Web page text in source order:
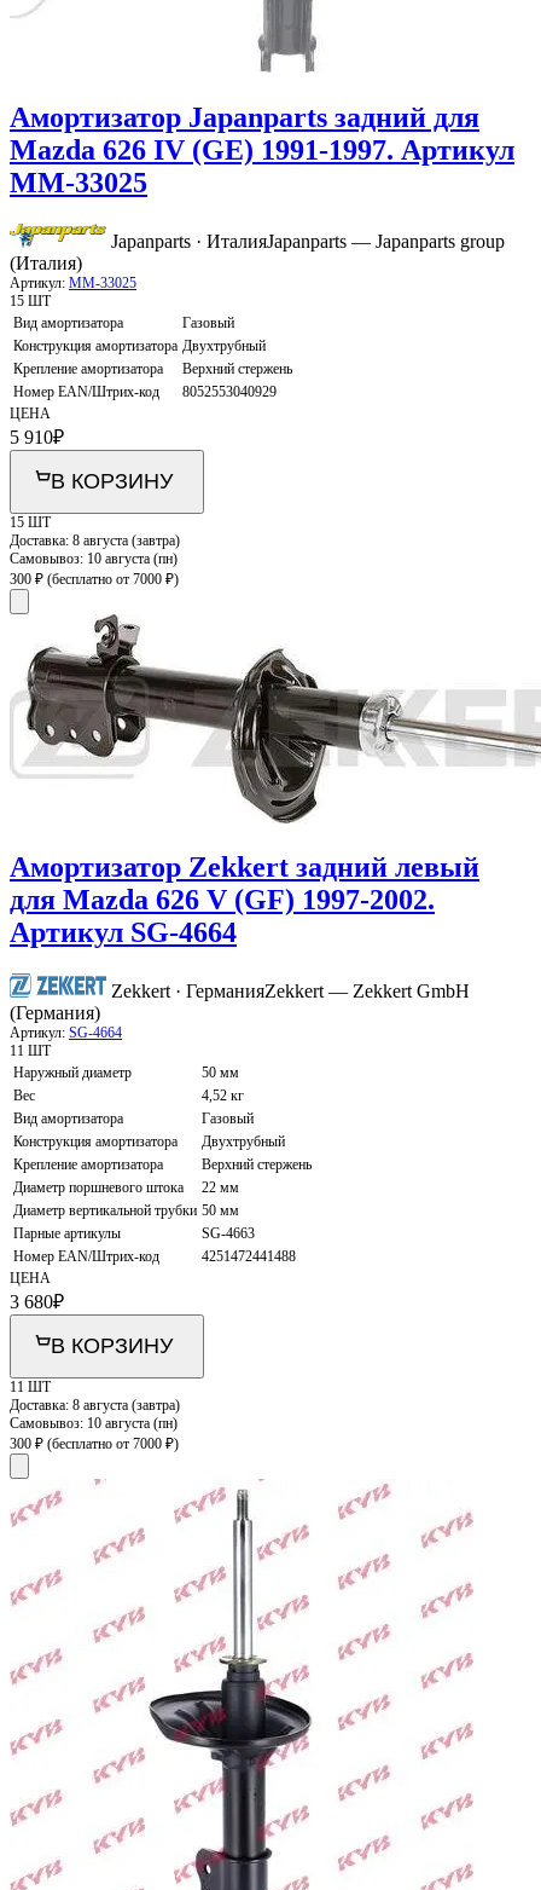
Амортизатор Japanparts задний для
Mazda 626 IV (GE) 1991-1997. Артикул
MM-33025
Japanparts · ИталияJapanparts — Japanparts group
(Италия)
Артикул: MM-33025
15 ШТ
Вид амортизатора
Газовый
Конструкция амортизатора Двухтрубный
Крепление амортизатора
Верхний стержень
Номер EAN/Штрих-код
8052553040929
ЦЕНА
5 910₽
В КОРЗИНУ
15 ШТ
Доставка: 8 августа (завтра)
Самовывоз: 10 августа (пн)
300 ₽ (бесплатно от 7000 ₽)
Амортизатор Zekkert задний левый
для Mazda 626 V (GF) 1997-2002.
Артикул SG-4664
Zekkert · ГерманияZekkert — Zekkert GmbH
(Германия)
Артикул: SG-4664
11 ШТ
Наружный диаметр
50 мм
Вес
4,52 кг
Вид амортизатора
Газовый
Конструкция амортизатора
Двухтрубный
Крепление амортизатора
Верхний стержень
Диаметр поршневого штока
22 мм
Диаметр вертикальной трубки 50 мм
Парные артикулы
SG-4663
Номер EAN/Штрих-код
4251472441488
ЦЕНА
3 680₽
В КОРЗИНУ
11 ШТ
Доставка: 8 августа (завтра)
Самовывоз: 10 августа (пн)
300 ₽ (бесплатно от 7000 ₽)